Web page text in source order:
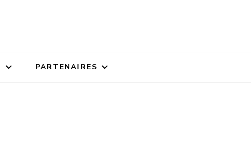
PARTENAIRES